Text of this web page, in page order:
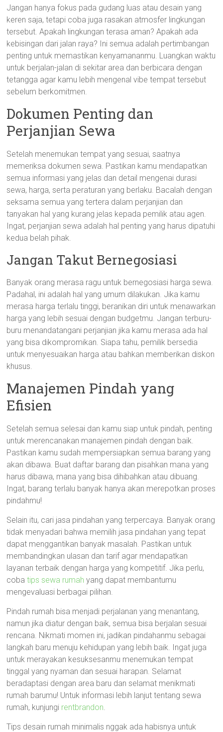
Jangan hanya fokus pada gudang luas atau desain yang
keren saja, tetapi coba juga rasakan atmosfer lingkungan
tersebut. Apakah lingkungan terasa aman? Apakah ada
kebisingan dari jalan raya? Ini semua adalah pertimbangan
penting untuk memastikan kenyamananmu. Luangkan waktu
untuk berjalan-jalan di sekitar area dan berbicara dengan
tetangga agar kamu lebih mengenal vibe tempat tersebut
sebelum berkomitmen.
Dokumen Penting dan
Perjanjian Sewa
Setelah menemukan tempat yang sesuai, saatnya
memeriksa dokumen sewa. Pastikan kamu mendapatkan
semua informasi yang jelas dan detail mengenai durasi
sewa, harga, serta peraturan yang berlaku. Bacalah dengan
seksama semua yang tertera dalam perjanjian dan
tanyakan hal yang kurang jelas kepada pemilik atau agen.
Ingat, perjanjian sewa adalah hal penting yang harus dipatuhi
kedua belah pihak.
Jangan Takut Bernegosiasi
Banyak orang merasa ragu untuk bernegosiasi harga sewa.
Padahal, ini adalah hal yang umum dilakukan. Jika kamu
merasa harga terlalu tinggi, beranikan diri untuk menawarkan
harga yang lebih sesuai dengan budgetmu. Jangan terburu-
buru menandatangani perjanjian jika kamu merasa ada hal
yang bisa dikompromikan. Siapa tahu, pemilik bersedia
untuk menyesuaikan harga atau bahkan memberikan diskon
khusus.
Manajemen Pindah yang
Efisien
Setelah semua selesai dan kamu siap untuk pindah, penting
untuk merencanakan manajemen pindah dengan baik.
Pastikan kamu sudah mempersiapkan semua barang yang
akan dibawa. Buat daftar barang dan pisahkan mana yang
harus dibawa, mana yang bisa dihibahkan atau dibuang.
Ingat, barang terlalu banyak hanya akan merepotkan proses
pindahmu!
Selain itu, cari jasa pindahan yang terpercaya. Banyak orang
tidak menyadari bahwa memilih jasa pindahan yang tepat
dapat menggantikan banyak masalah. Pastikan untuk
membandingkan ulasan dan tarif agar mendapatkan
layanan terbaik dengan harga yang kompetitif. Jika perlu,
cobatips sewa rumah yang dapat membantumu
mengevaluasi berbagai pilihan.
Pindah rumah bisa menjadi perjalanan yang menantang,
namun jika diatur dengan baik, semua bisa berjalan sesuai
rencana. Nikmati momen ini, jadikan pindahanmu sebagai
langkah baru menuju kehidupan yang lebih baik. Ingat juga
untuk merayakan kesuksesanmu menemukan tempat
tinggal yang nyaman dan sesuai harapan. Selamat
beradaptasi dengan area baru dan selamat menikmati
rumah barumu! Untuk informasi lebih lanjut tentang sewa
rumah, kunjungi rentbrandon.
Tips desain rumah minimalis nggak ada habisnya untuk